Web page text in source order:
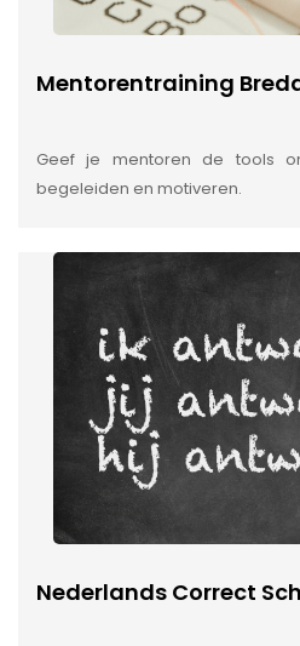
Mentorentraining
Geef je mentoren de tools
begeleiden en motiveren.
Nederlands Correct